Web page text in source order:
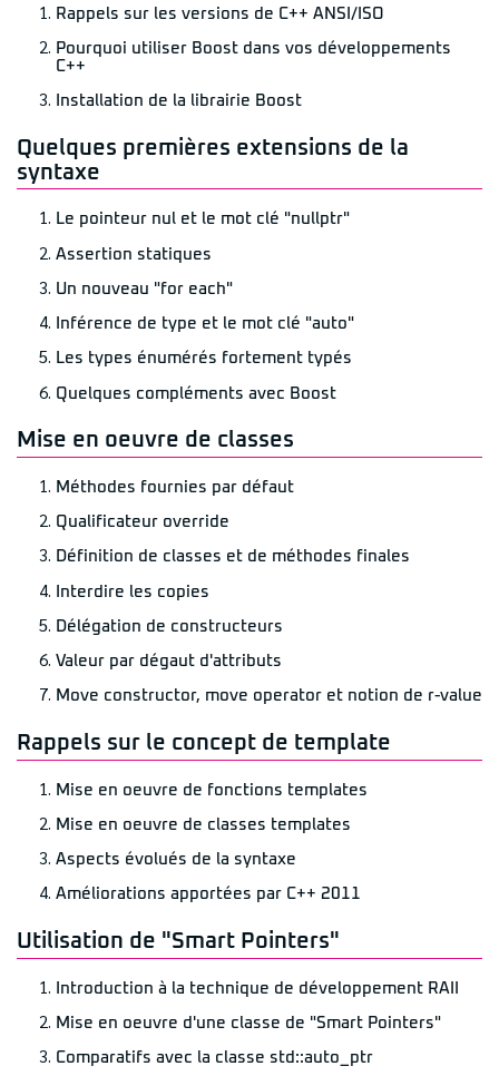
Rappels sur les versions de C++ ANSI/ISO
Pourquoi utiliser Boost dans vos développements
C++
Installation de la librairie Boost
Quelques premières extensions de la
syntaxe
Le pointeur nul et le mot clé "nullptr"
Assertion statiques
Un nouveau "for each"
Inférence de type et le mot clé "auto"
Les types énumérés fortement typés
Quelques compléments avec Boost
Mise en oeuvre de classes
Méthodes fournies par défaut
Qualificateur override
Définition de classes et de méthodes finales
Interdire les copies
Délégation de constructeurs
Valeur par dégaut d'attributs
Move constructor, move operator et notion de r-value
Rappels sur le concept de template
Mise en oeuvre de fonctions templates
Mise en oeuvre de classes templates
Aspects évolués de la syntaxe
Améliorations apportées par C++ 2011
Utilisation de "Smart Pointers"
Introduction à la technique de développement RAII
Mise en oeuvre d'une classe de "Smart Pointers"
Comparatifs avec la classe std::auto_ptr